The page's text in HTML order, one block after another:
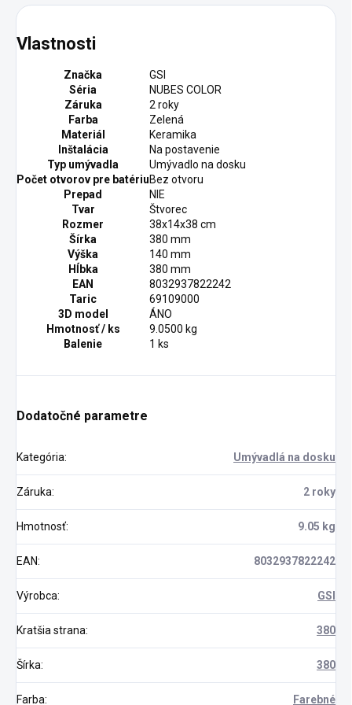
Vlastnosti
Značka
GSI
Séria
NUBES COLOR
Záruka
2 roky
Farba
Zelená
Materiál
Keramika
Inštalácia
Na postavenie
Typ umývadla
Umývadlo na dosku
Počet otvorov pre batériuBez otvoru
Prepad
NIE
Tvar
Štvorec
Rozmer
38x14x38 cm
Šírka
380 mm
Výška
140 mm
Hĺbka
380 mm
EAN
8032937822242
Taric
69109000
3D model
ÁNO
Hmotnosť / ks
9.0500 kg
Balenie
1 ks
Dodatočné parametre
Kategória: Umývadlá na dosku
Záruka: 2 roky
Hmotnosť: 9.05 kg
EAN: 8032937822242
Výrobca: GSI
Kratšia strana: 380
Šírka: 380
Farba: Farebné